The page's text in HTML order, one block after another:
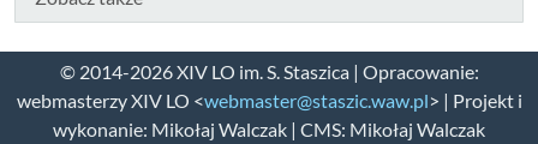
© 2014-2026 XIV LO im. S. Staszica | Opracowanie:
webmasterzy XIV LO <webmaster@staszic.waw.pl> | Projekt i
wykonanie: Mikołaj Walczak | CMS: Mikołaj Walczak